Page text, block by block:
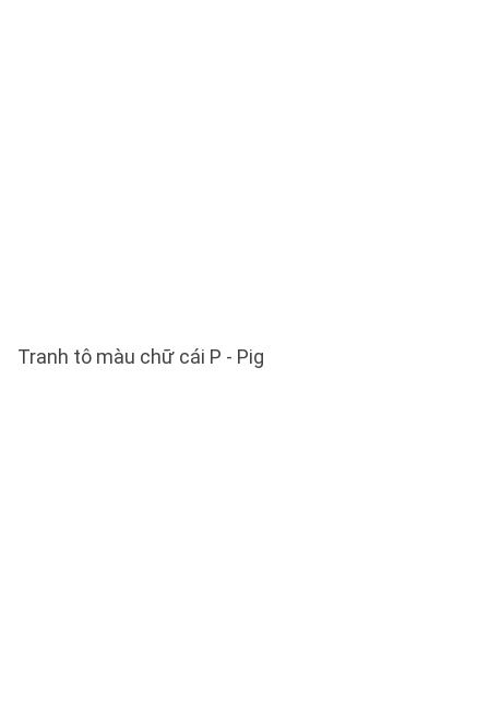
Tranh tô màu chữ cái P - Pig